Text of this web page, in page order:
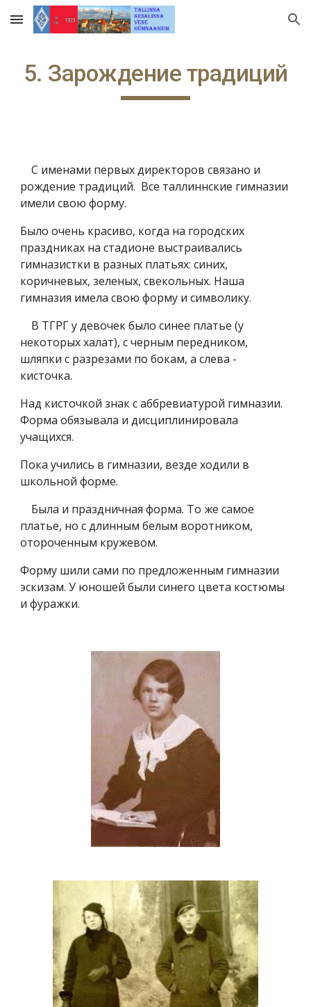
Skip to main content Skip to navigation
5. Зарождение традиций
С именами первых директоров связано и
рождение традиций. Все таллиннские гимназии
имели свою форму.
Было очень красиво, когда на городских
праздниках на стадионе выстраивались
гимназистки в разных платьях: синих,
коричневых, зеленых, свекольных. Наша
гимназия имела свою форму и символику.
В ТГРГ у девочек было синее платье (у
некоторых халат), с черным передником,
шляпки с разрезами по бокам, а слева -
кисточка.
Над кисточкой знак с аббревиатурой гимназии.
Форма обязывала и дисциплинировала
учащихся.
Пока учились в гимназии, везде ходили в
школьной форме.
Была и праздничная форма. То же самое
платье, но с длинным белым воротником,
отороченным кружевом.
Форму шили сами по предложенным гимназии
эскизам. У юношей были синего цвета костюмы
и фуражки.